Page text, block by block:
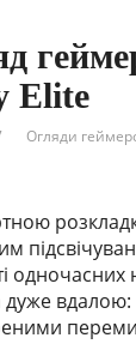
Elite
Огляди
вдалою: